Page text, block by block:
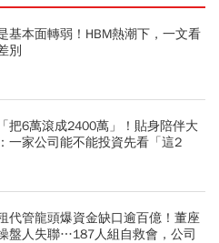
基本面轉弱！HBM熱潮下，一文看
別
把6萬滾成2400萬」！貼身陪伴大
一家公司能不能投資先看「這2
代管龍頭爆資金缺口逾百億！董座
盤人失聯…187人組自救會，公司